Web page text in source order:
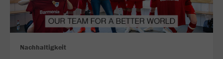
Nachhaltigkeit